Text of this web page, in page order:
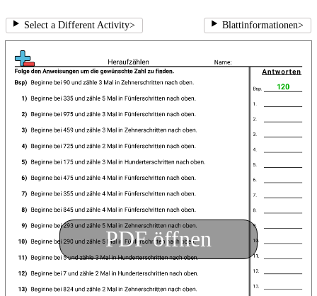
Select a Different Activity> Blattinformationen>
PDF öffnen